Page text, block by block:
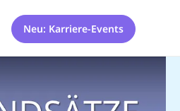
Neu: Karriere-Events